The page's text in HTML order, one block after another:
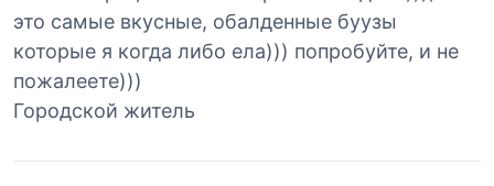
это самые вкусные, обалденные буузы
которые я когда либо ела))) попробуйте, и не
пожалеете)))
Городской житель